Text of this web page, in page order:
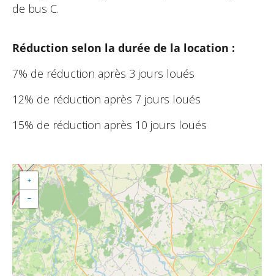
de bus C.
Réduction selon la durée de la location :
7% de réduction après 3 jours loués
12% de réduction après 7 jours loués
15% de réduction après 10 jours loués
+
−